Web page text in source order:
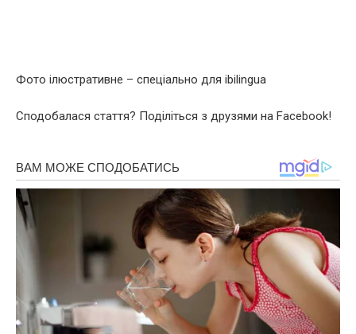
Фото ілюстративне – спеціально для ibilingua
Сподобалася стаття? Поділіться з друзями на Facebook!